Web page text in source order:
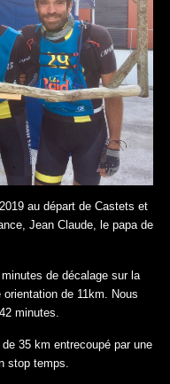
au départ de Castets et
Jean Claude, le papa de
de décalage sur la
de 11km. Nous
minutes.
35 km entrecoupé par une
stop temps.